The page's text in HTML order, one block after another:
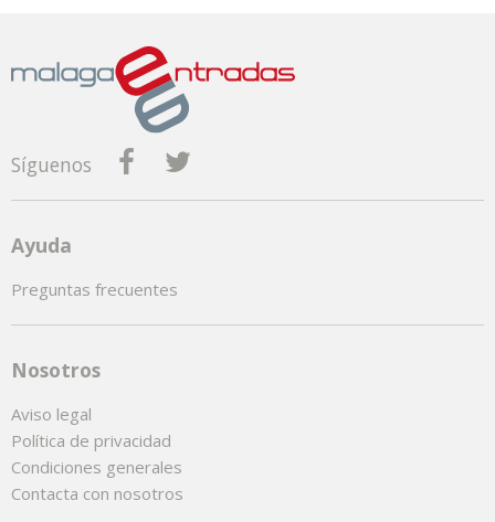
Síguenos
Ayuda
Preguntas frecuentes
Nosotros
Aviso legal
Política de privacidad
Condiciones generales
Contacta con nosotros